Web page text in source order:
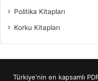
Politika Kitapları
Korku Kitapları
Türkiye'nin en kapsamlı